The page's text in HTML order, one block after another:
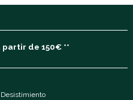
partir de 150€ **